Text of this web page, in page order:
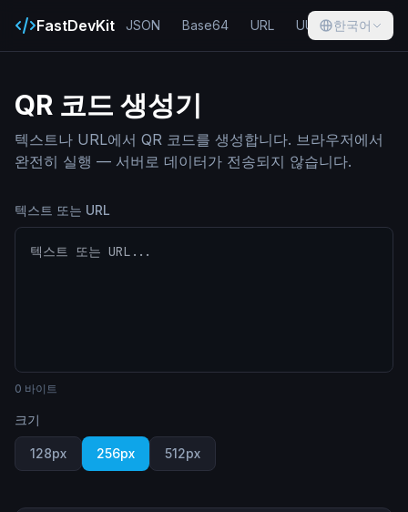
FastDevKit JSON Base64 URL UUID Hash
한국어
QR 코드 생성기
텍스트나 URL에서 QR 코드를 생성합니다. 브라우저에서
완전히 실행 — 서버로 데이터가 전송되지 않습니다.
텍스트 또는 URL
0 바이트
크기
128px 256px 512px